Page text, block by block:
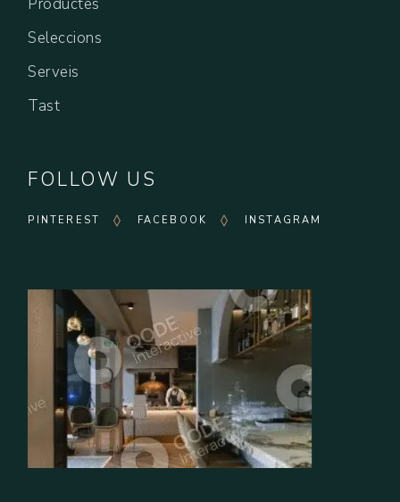
Productes
Seleccions
Serveis
Tast
FOLLOW US
PINTEREST FACEBOOK INSTAGRAM